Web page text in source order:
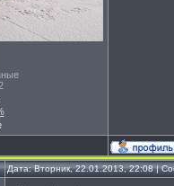
Дата: Вторник, 22.01.2013, 22:08 |